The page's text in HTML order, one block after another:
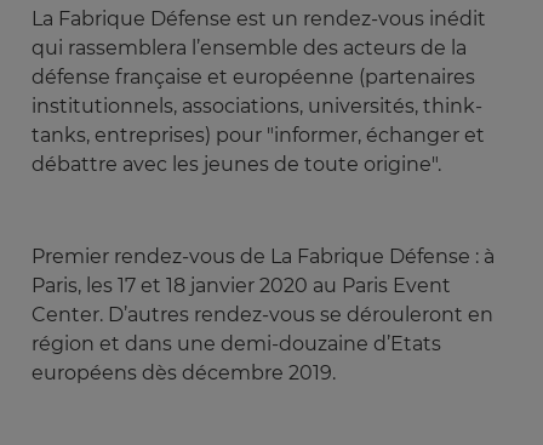
La Fabrique Défense est un rendez-vous inédit
qui rassemblera l’ensemble des acteurs de la
défense française et européenne (partenaires
institutionnels, associations, universités, think-
tanks, entreprises) pour "informer, échanger et
débattre avec les jeunes de toute origine".
Premier rendez-vous de La Fabrique Défense : à
Paris, les 17 et 18 janvier 2020 au Paris Event
Center. D’autres rendez-vous se dérouleront en
région et dans une demi-douzaine d’Etats
européens dès décembre 2019.